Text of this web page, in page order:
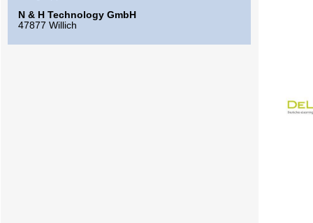
N & H Technology GmbH
47877 Willich